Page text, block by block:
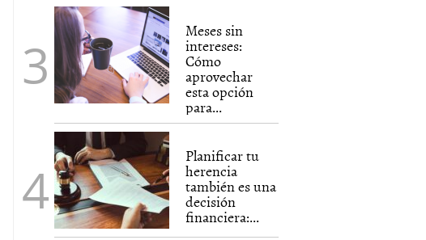
Meses sin
intereses:
Cómo
aprovechar
esta opción
para...
Planificar tu
herencia
también es una
decisión
financiera:...